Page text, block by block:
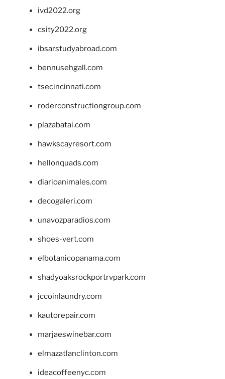
ivd2022.org
csity2022.org
ibsarstudyabroad.com
bennusehgall.com
tsecincinnati.com
roderconstructiongroup.com
plazabatai.com
hawkscayresort.com
hellonquads.com
diarioanimales.com
decogaleri.com
unavozparadios.com
shoes-vert.com
elbotanicopanama.com
shadyoaksrockportrvpark.com
jccoinlaundry.com
kautorepair.com
marjaeswinebar.com
elmazatlanclinton.com
ideacoffeenyc.com